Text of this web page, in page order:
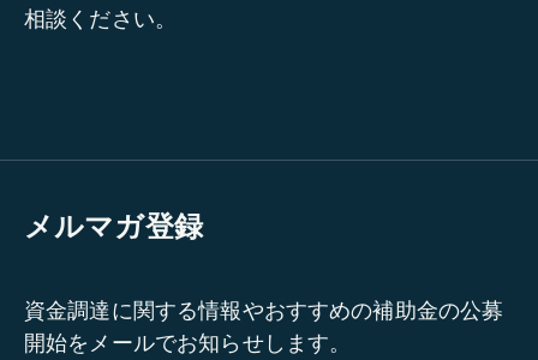
相談ください。
メルマガ登録
資金調達に関する情報やおすすめの補助金の公募
開始をメールでお知らせします。